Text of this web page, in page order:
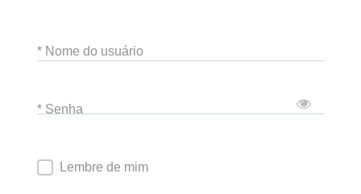
* Nome do usuário
* Senha
Lembre de mim